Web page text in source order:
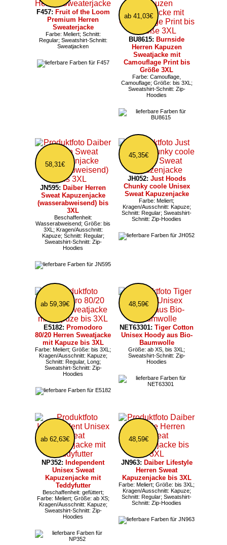
F457: Fruit of the Loom
Premium Herren
Sweaterjacke
Farbe: Meliert; Schnitt:
Regular; Sweatshirt-Schnitt:
Sweatjacken
ab 41,03€
BU8615: Burnside
Herren Kapuzen
Sweatjacke mit
Camouflage Print bis
Größe 3XL
Farbe: Camouflage,
Camouflage; Größe: bis 3XL;
Sweatshirt-Schnitt: Zip-
Hoodies
58,31€
JN595: Daiber Herren
Sweat Kapuzenjacke
(wasserabweisend) bis
3XL
Beschaffenheit:
Wasserabweisend; Größe: bis
3XL; Kragen/Ausschnitt:
Kapuze; Schnitt: Regular;
Sweatshirt-Schnitt: Zip-
Hoodies
45,35€
JH052: Just Hoods
Chunky coole Unisex
Sweat Kapuzenjacke
Farbe: Meliert;
Kragen/Ausschnitt: Kapuze;
Schnitt: Regular; Sweatshirt-
Schnitt: Zip-Hoodies
ab 59,39€
E5182: Promodoro
80/20 Herren Sweatjacke
mit Kapuze bis 3XL
Farbe: Meliert; Größe: bis 3XL;
Kragen/Ausschnitt: Kapuze;
Schnitt: Regular, Long;
Sweatshirt-Schnitt: Zip-
Hoodies
48,59€
NET63301: Tiger Cotton
Unisex Hoody aus Bio-
Baumwolle
Größe: ab XS, bis 3XL;
Sweatshirt-Schnitt: Zip-
Hoodies
ab 62,63€
NP352: Independent
Unisex Sweat
Kapuzenjacke mit
Teddyfutter
Beschaffenheit: gefüttert;
Farbe: Meliert; Größe: ab XS;
Kragen/Ausschnitt: Kapuze;
Sweatshirt-Schnitt: Zip-
Hoodies
48,59€
JN963: Daiber Lifestyle
Herren Sweat
Kapuzenjacke bis 3XL
Farbe: Meliert; Größe: bis 3XL;
Kragen/Ausschnitt: Kapuze;
Schnitt: Regular; Sweatshirt-
Schnitt: Zip-Hoodies